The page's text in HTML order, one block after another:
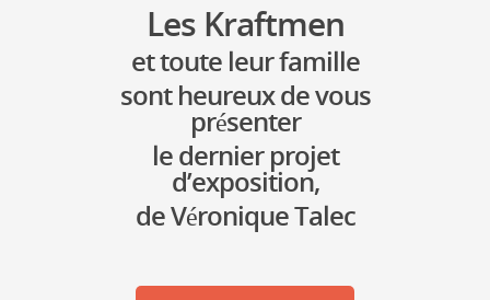
Les Kraftmen
et toute leur famille
sont heureux de vous
présenter
le dernier projet
d’exposition,
de Véronique Talec